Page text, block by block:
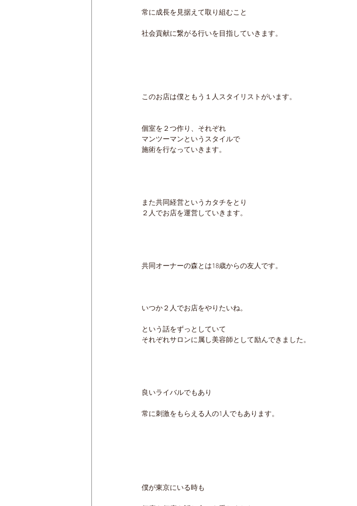
常に成長を見据えて取り組むこと
社会貢献に繋がる行いを目指していきます。
このお店は僕ともう１人スタイリストがいます。
個室を２つ作り、それぞれ
マンツーマンというスタイルで
施術を行なっていきます。
また共同経営というカタチをとり
２人でお店を運営していきます。
共同オーナーの森とは18歳からの友人です。
いつか２人でお店をやりたいね。
という話をずっとしていて
それぞれサロンに属し美容師として励んできました。
良いライバルでもあり
常に刺激をもらえる人の1人でもあります。
僕が東京にいる時も